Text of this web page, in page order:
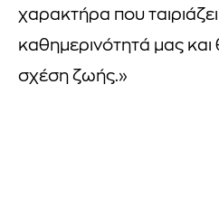
χαρακτήρα που
καθημερινότητά μας και
σχέση ζωής.»